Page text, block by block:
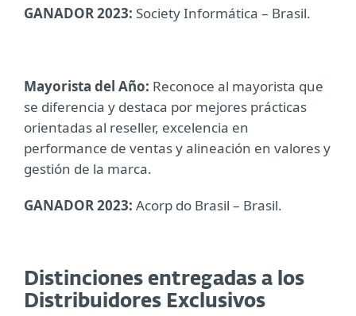
GANADOR 2023: Society Informática – Brasil.
Mayorista del Año: Reconoce al mayorista que
se diferencia y destaca por mejores prácticas
orientadas al reseller, excelencia en
performance de ventas y alineación en valores y
gestión de la marca.
GANADOR 2023: Acorp do Brasil – Brasil.
Distinciones entregadas a los
Distribuidores Exclusivos